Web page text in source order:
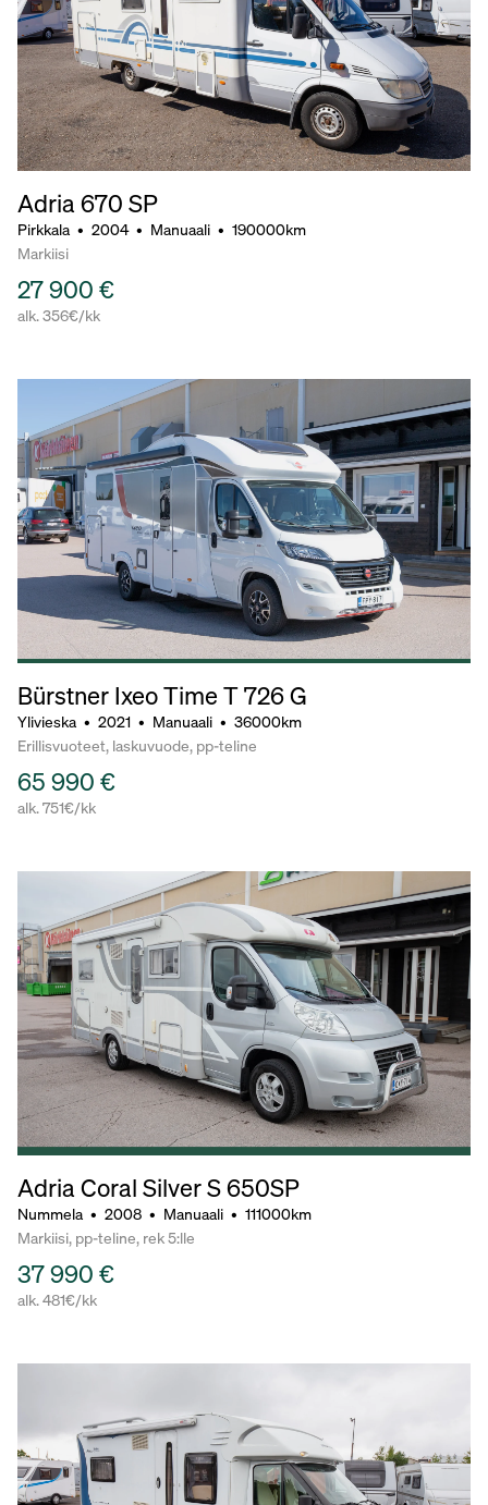
Adria 670 SP
Pirkkala • 2004 • Manuaali • 190000km
Markiisi
27 900 €
alk. 356€/kk
Bürstner Ixeo Time T 726 G
Ylivieska • 2021 • Manuaali • 36000km
Erillisvuoteet, laskuvuode, pp-teline
65 990 €
alk. 751€/kk
Adria Coral Silver S 650SP
Nummela • 2008 • Manuaali • 111000km
Markiisi, pp-teline, rek 5:lle
37 990 €
alk. 481€/kk